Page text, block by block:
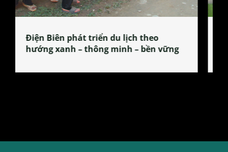
Làng làm bánh tẻ Phú Nhi – nơi lan
tỏa đặc sản xứ Đoài